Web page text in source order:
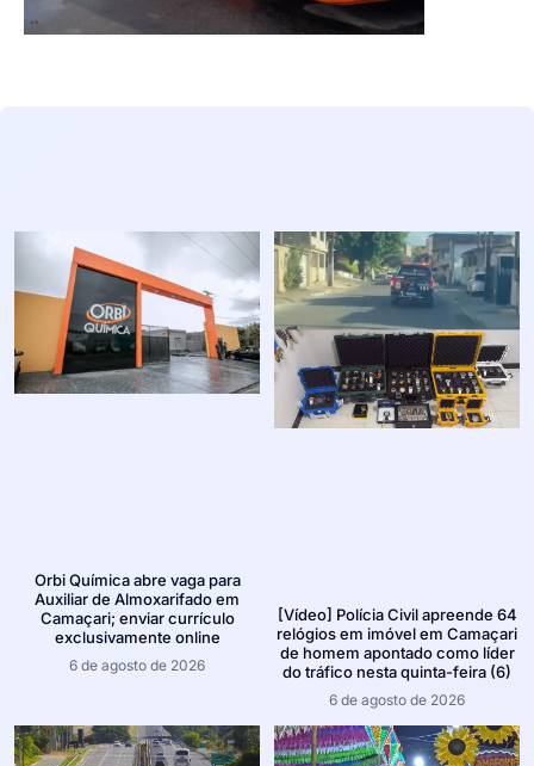
Orbi Química abre vaga para
Auxiliar de Almoxarifado em
Camaçari; enviar currículo
exclusivamente online
6 de agosto de 2026
[Vídeo] Polícia Civil apreende 64
relógios em imóvel em Camaçari
de homem apontado como líder
do tráfico nesta quinta-feira (6)
6 de agosto de 2026